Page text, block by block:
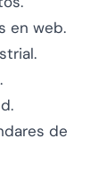
en web.
de